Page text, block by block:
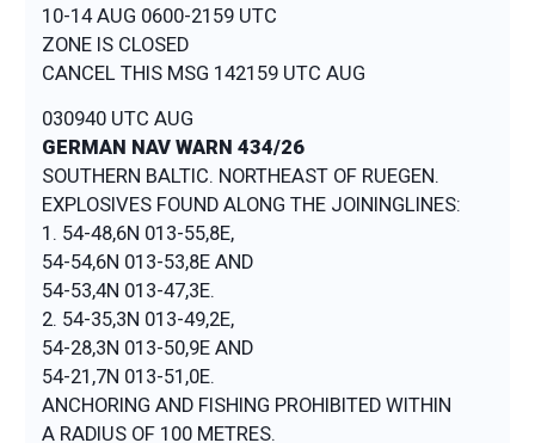
10-14 AUG 0600-2159 UTC
ZONE IS CLOSED
030940 UTC AUG
GERMAN NAV WARN 434/26
SOUTHERN BALTIC. NORTHEAST OF RUEGEN.
EXPLOSIVES FOUND ALONG THE JOININGLINES:
1. 54-48,6N 013-55,8E,
54-54,6N 013-53,8E AND
54-53,4N 013-47,3E.
2. 54-35,3N 013-49,2E,
54-28,3N 013-50,9E AND
54-21,7N 013-51,0E.
ANCHORING AND FISHING PROHIBITED WITHIN
A RADIUS OF 100 METRES.